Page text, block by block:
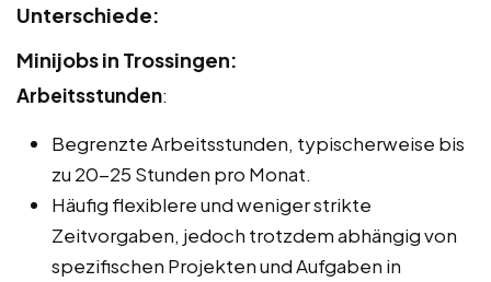
Unterschiede:
Minijobs in Trossingen:
Arbeitsstunden:
Begrenzte Arbeitsstunden, typischerweise bis
zu 20-25 Stunden pro Monat.
Häufig flexiblere und weniger strikte
Zeitvorgaben, jedoch trotzdem abhängig von
spezifischen Projekten und Aufgaben in